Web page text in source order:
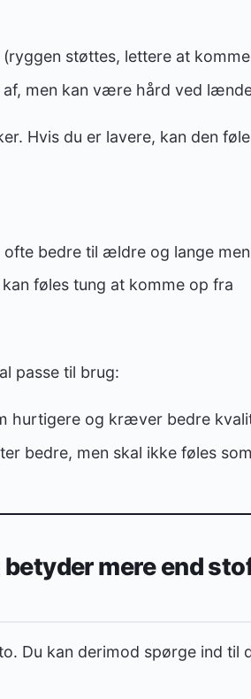
(ryggen støttes, lettere at
af, men kan være hård ved
Hvis du er lavere, kan den
ofte bedre til ældre og lange
føles tung at komme op fra
passe til brug:
hurtigere og kræver bedre
bedre, men skal ikke føles
mere end
Du kan derimod spørge ind til